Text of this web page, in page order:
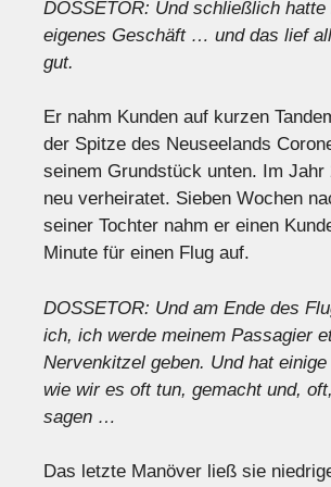
DOSSETOR: Und schließlich hatte
eigenes Geschäft … und das lief
gut.
Er nahm Kunden auf kurzen
der Spitze des Neuseelands
seinem Grundstück unten. Im Jahr
neu verheiratet. Sieben Wochen
seiner Tochter nahm er einen
Minute für einen Flug auf.
DOSSETOR: Und am Ende des
ich, ich werde meinem Passagier
Nervenkitzel geben. Und hat einige
wie wir es oft tun, gemacht und,
sagen …
Das letzte Manöver ließ sie